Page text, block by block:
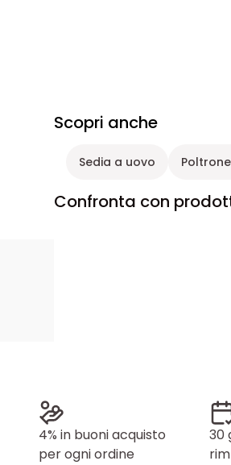
Scopri anche
Sedia a uovo
Confronta con
4% in buoni acquisto
per ogni ordine
30